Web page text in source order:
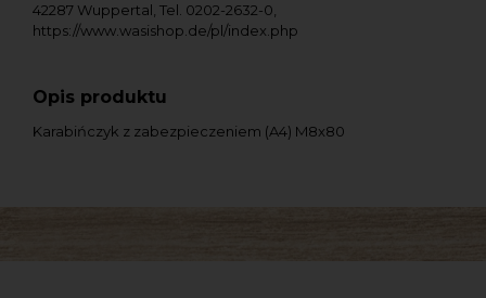
42287 Wuppertal, Tel. 0202-2632-0,
https://www.wasishop.de/pl/index.php
Opis produktu
Karabińczyk z zabezpieczeniem (A4) M8x80